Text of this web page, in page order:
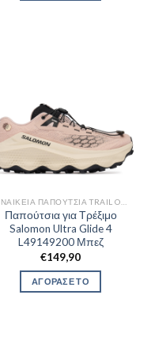
ΓΥΝΑΙΚΕΊΑ ΠΑΠΟΎΤΣΙΑ TRAIL OUTDOR
Παπούτσια για Τρέξιμο
Salomon Ultra Glide 4
L49149200 Μπεζ
€149,90
ΑΓΟΡΑΣΕ ΤΟ